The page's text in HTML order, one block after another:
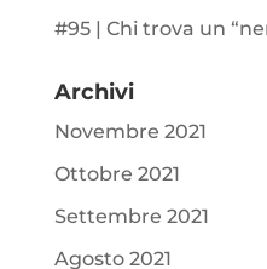
#95 | Chi trova un
Archivi
Novembre 2021
Ottobre 2021
Settembre 2021
Agosto 2021